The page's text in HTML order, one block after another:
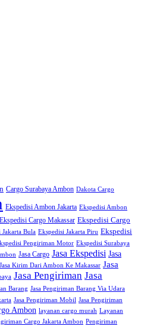
Cargo Surabaya Ambon Dakota Cargo
Ekspedisi Ambon Jakarta Ekspedisi Ambon
Ekspedisi Cargo Makassar Ekspedisi Cargo
Jakarta Bula Ekspedisi Jakarta Piru Ekspedisi
Pengiriman Motor Ekspedisi Surabaya
Jasa Cargo Jasa Ekspedisi Jasa
Jasa Kirim Dari Ambon Ke Makassar Jasa
Jasa Pengiriman Jasa
Barang Jasa Pengiriman Barang Via Udara
Jasa Pengiriman Mobil Jasa Pengiriman
Ambon layanan cargo murah Layanan
Cargo Jakarta Ambon Pengiriman